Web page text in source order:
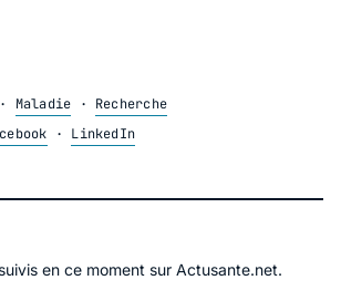
Maladie · Recherche
· LinkedIn
en ce moment sur Actusante.net.